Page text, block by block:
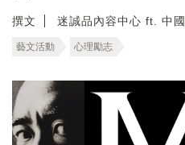
撰文 迷誠品內容中心 ft. 中
藝文活動 心理勵志